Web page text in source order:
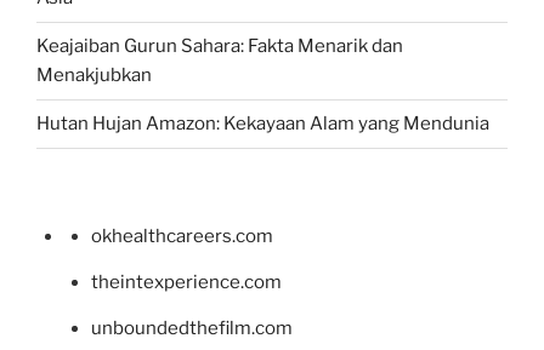
Keajaiban Gurun Sahara: Fakta Menarik dan
Menakjubkan
Hutan Hujan Amazon: Kekayaan Alam yang Mendunia
okhealthcareers.com
theintexperience.com
unboundedthefilm.com